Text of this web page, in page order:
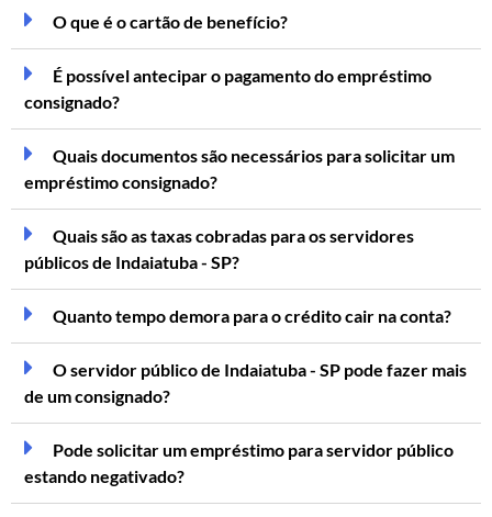
O que é o cartão de benefício?
É possível antecipar o pagamento do empréstimo
consignado?
Quais documentos são necessários para solicitar um
empréstimo consignado?
Quais são as taxas cobradas para os servidores
públicos de Indaiatuba - SP?
Quanto tempo demora para o crédito cair na conta?
O servidor público de Indaiatuba - SP pode fazer mais
de um consignado?
Pode solicitar um empréstimo para servidor público
estando negativado?